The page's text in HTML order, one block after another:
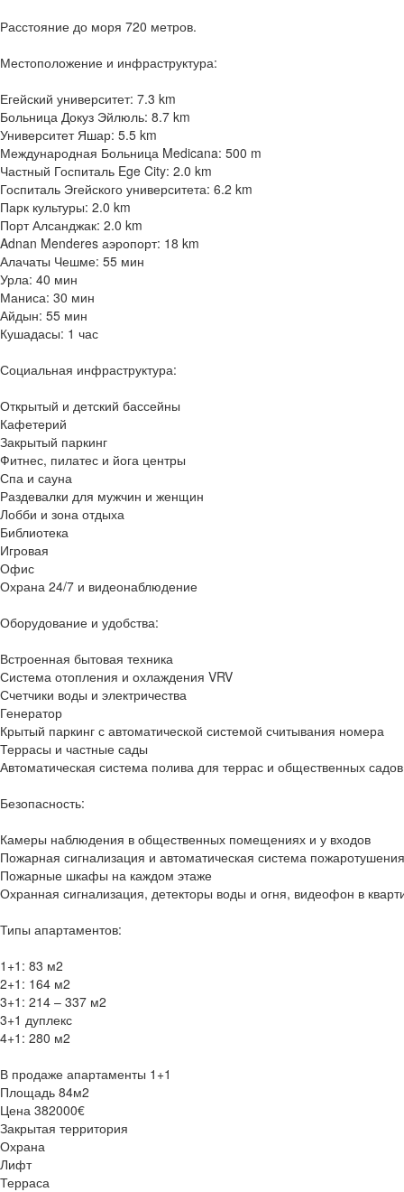
Расстояние до моря 720 метров.
Местоположение и инфраструктура:
Егейский университет: 7.3 km
Больница Докуз Эйлюль: 8.7 km
Университет Яшар: 5.5 km
Международная Больница Medicana: 500 m
Частный Госпиталь Ege City: 2.0 km
Госпиталь Эгейского университета: 6.2 km
Парк культуры: 2.0 km
Порт Алсанджак: 2.0 km
Adnan Menderes аэропорт: 18 km
Алачаты Чешме: 55 мин
Урла: 40 мин
Маниса: 30 мин
Айдын: 55 мин
Кушадасы: 1 час
Социальная инфраструктура:
Открытый и детский бассейны
Кафетерий
Закрытый паркинг
Фитнес, пилатес и йога центры
Спа и сауна
Раздевалки для мужчин и женщин
Лобби и зона отдыха
Библиотека
Игровая
Офис
Охрана 24/7 и видеонаблюдение
Оборудование и удобства:
Встроенная бытовая техника
Система отопления и охлаждения VRV
Счетчики воды и электричества
Генератор
Крытый паркинг с автоматической системой считывания номера
Террасы и частные сады
Автоматическая система полива для террас и общественных садов
Безопасность:
Камеры наблюдения в общественных помещениях и у входов
Пожарная сигнализация и автоматическая система пожаротушения
Пожарные шкафы на каждом этаже
Охранная сигнализация, детекторы воды и огня, видеофон в
Типы апартаментов:
1+1: 83 м2
2+1: 164 м2
3+1: 214 – 337 м2
3+1 дуплекс
4+1: 280 м2
В продаже апартаменты 1+1
Площадь 84м2
Цена 382000€
Закрытая территория
Охрана
Лифт
Терраса